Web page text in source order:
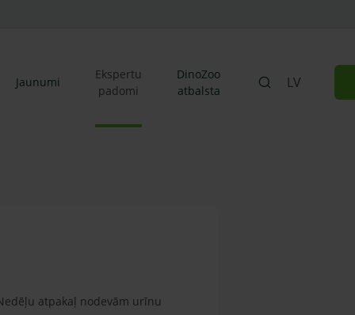
Jaunumi
Ekspertu
padomi
DinoZoo
atbalsta
LV
atpakaļ nodevām urīnu